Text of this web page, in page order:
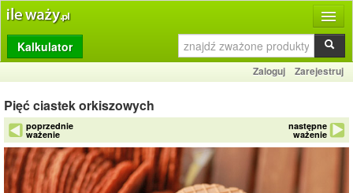
Produkty
Dziennik
Przelicznik
Porównywarka
Porady
Kalkulator
Zaloguj Zarejestruj
Pięć ciastek orkiszowych
poprzednie
ważenie
następne
ważenie